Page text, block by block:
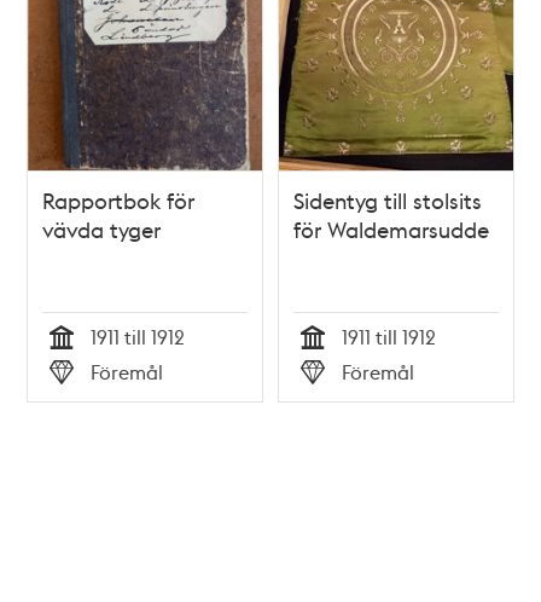
Rapportbok för
vävda tyger
Tid
1911 till 1912
Typ
Föremål
Sidentyg till stolsits
för Waldemarsudde
Tid
1911 till 1912
Typ
Föremål